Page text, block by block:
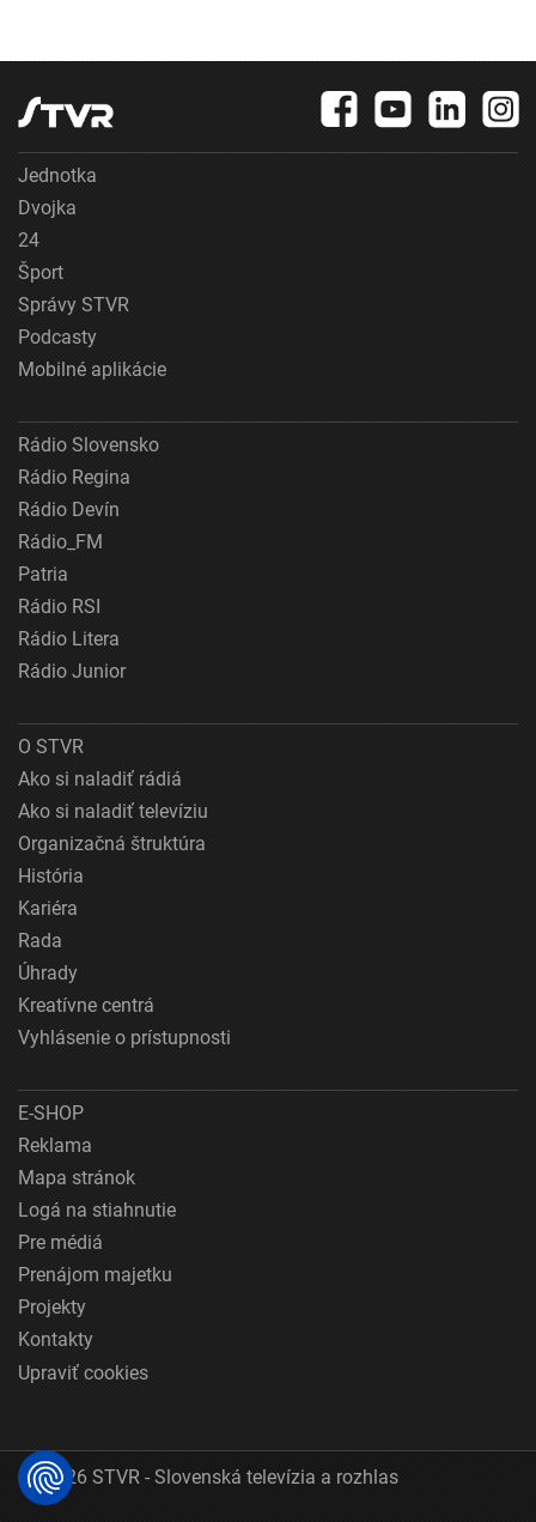
Jednotka
Dvojka
24
Šport
Správy STVR
Podcasty
Mobilné aplikácie
Rádio Slovensko
Rádio Regina
Rádio Devín
Rádio_FM
Patria
Rádio RSI
Rádio Litera
Rádio Junior
O STVR
Ako si naladiť rádiá
Ako si naladiť televíziu
Organizačná štruktúra
História
Kariéra
Rada
Úhrady
Kreatívne centrá
Vyhlásenie o prístupnosti
E-SHOP
Reklama
Mapa stránok
Logá na stiahnutie
Pre médiá
Prenájom majetku
Projekty
Kontakty
Upraviť cookies
© 2026 STVR - Slovenská televízia a rozhlas